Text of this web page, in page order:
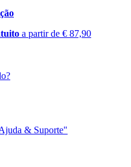
a partir de € 87,90
& Suporte"